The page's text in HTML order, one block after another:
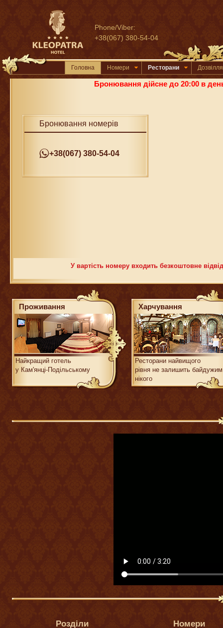
Phone/Viber:
+38(067) 380-54-04
Головна Номери Ресторани Дозвілля
Бронювання дійсне до 20:00 в
Бронювання номерів
+38(067) 380-54-04
У вартість номеру входить безкоштовне
Проживання
Найкращий готель
у Кам'янці-Подільському
Харчування
Ресторани найвищого
рівня не залишить байдужим
нікого
Розділи Номери